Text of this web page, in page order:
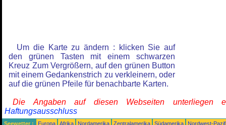
Um die Karte zu ändern : klicken Sie auf
den grünen Tasten mit einem schwarzen
Kreuz Zum Vergrößern, auf den grünen Button
mit einem Gedankenstrich zu verkleinern, oder
auf die grünen Pfeile für benachbarte Karten.
Die Angaben auf diesen Webseiten unterliegen
Haftungsausschluss
Seewetter : Europa Afrika Nordamerika Zentralamerika Südamerika
Nordwest-